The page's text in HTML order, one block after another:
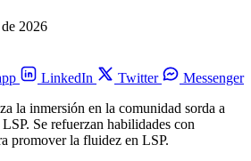
2026
LinkedIn Twitter
Messenger
la inmersión en la comunidad sorda a
Se refuerzan habilidades con
promover la fluidez en LSP.